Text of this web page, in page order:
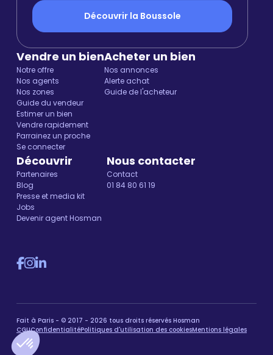
Découvrir la Boussole
Vendre un bien
Notre offre
Nos agents
Nos zones
Guide du vendeur
Estimer un bien
Vendre rapidement
Parrainez un proche
Se connecter
Acheter un bien
Nos annonces
Alerte achat
Guide de l'acheteur
Découvrir
Partenaires
Blog
Presse et media kit
Jobs
Devenir agent Hosman
Nous contacter
Contact
01 84 80 61 19
Fait à Paris - © 2017 - 2026 tous droits réservés Hosman
CGUConfidentialitéPolitiques d'utilisation des cookiesMentions légales